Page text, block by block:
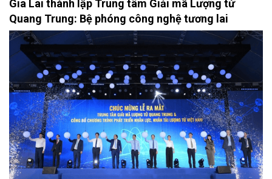
Gia Lai thành lập Trung tâm Giải mã Lượng tử
Quang Trung: Bệ phóng công nghệ tương lai